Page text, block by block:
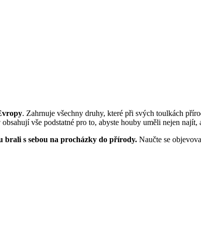
. Zahrnuje všechny druhy, které při svých toulkách
vše podstatné pro to, abyste houby uměli nejen najít,
s sebou na procházky do přírody. Naučte se